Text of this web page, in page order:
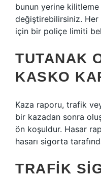
bunun yerine kilitleme
değiştirebilirsiniz.
için bir poliçe limiti
TUTANAK
KASKO
Kaza raporu, trafik
bir kazadan sonra
ön koşuldur. Hasar
hasarı sigorta
TRAFIK